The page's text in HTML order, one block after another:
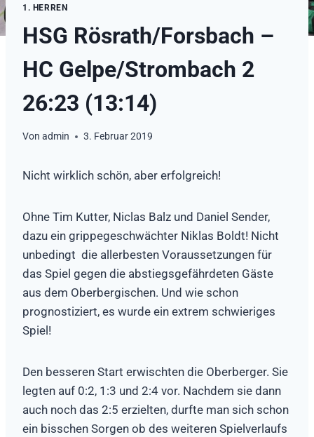
1. HERREN
HSG Rösrath/Forsbach –
HC Gelpe/Strombach 2
26:23 (13:14)
Von admin 3. Februar 2019
Nicht wirklich schön, aber erfolgreich!
Ohne Tim Kutter, Niclas Balz und Daniel Sender,
dazu ein grippegeschwächter Niklas Boldt! Nicht
unbedingt die allerbesten Voraussetzungen für
das Spiel gegen die abstiegsgefährdeten Gäste
aus dem Oberbergischen. Und wie schon
prognostiziert, es wurde ein extrem schwieriges
Spiel!
Den besseren Start erwischten die Oberberger. Sie
legten auf 0:2, 1:3 und 2:4 vor. Nachdem sie dann
auch noch das 2:5 erzielten, durfte man sich schon
ein bisschen Sorgen ob des weiteren Spielverlaufs